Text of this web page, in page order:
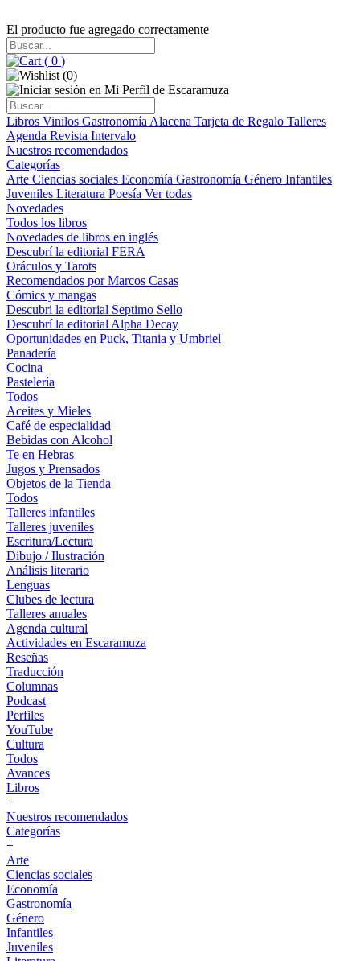
El producto fue agregado correctamente
( 0 )
(0)
Libros Vinilos Gastronomía Alacena Tarjeta de Regalo Talleres
Agenda Revista Intervalo
Nuestros recomendados
Categorías
Arte Ciencias sociales Economía Gastronomía Género Infantiles
Juveniles Literatura Poesía Ver todas
Novedades
Todos los libros
Novedades de libros en inglés
Descubrí la editorial FERA
Oráculos y Tarots
Recomendados por Marcos Casas
Cómics y mangas
Descubri la editorial Septimo Sello
Descubrí la editorial Alpha Decay
Oportunidades en Puck, Titania y Umbriel
Panadería
Cocina
Pastelería
Todos
Aceites y Mieles
Café de especialidad
Bebidas con Alcohol
Te en Hebras
Jugos y Prensados
Objetos de la Tienda
Todos
Talleres infantiles
Talleres juveniles
Escritura/Lectura
Dibujo / Ilustración
Análisis literario
Lenguas
Clubes de lectura
Talleres anuales
Agenda cultural
Actividades en Escaramuza
Reseñas
Traducción
Columnas
Podcast
Perfiles
YouTube
Cultura
Todos
Avances
Libros
+
Nuestros recomendados
Categorías
+
Arte
Ciencias sociales
Economía
Gastronomía
Género
Infantiles
Juveniles